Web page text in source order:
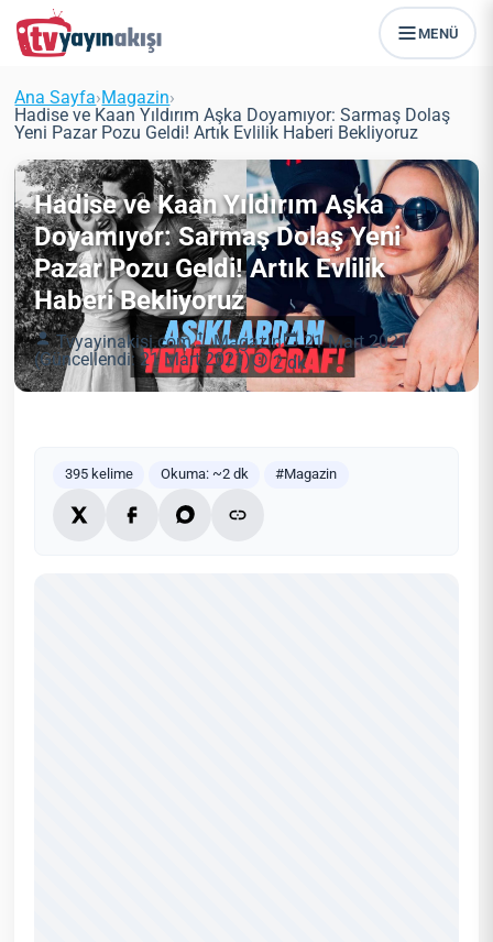
MENÜ
Ana Sayfa›Magazin›
Hadise ve Kaan Yıldırım Aşka Doyamıyor: Sarmaş Dolaş
Yeni Pazar Pozu Geldi! Artık Evlilik Haberi Bekliyoruz
Hadise ve Kaan Yıldırım Aşka
Doyamıyor: Sarmaş Dolaş Yeni
Pazar Pozu Geldi! Artık Evlilik
Haberi Bekliyoruz
Tvyayinakisi.com Magazin
21 Mart 2021
(Güncellendi: 21 Mart 2021)
2 dk
395 kelime Okuma: ~2 dk #Magazin